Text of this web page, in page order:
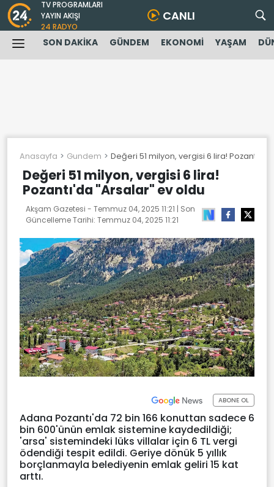
TV PROGRAMLARI
YAYIN AKIŞI
24 RADYO
CANLI
SON DAKİKA GÜNDEM EKONOMİ YAŞAM
Anasayfa Gundem Değeri 51 milyon, vergisi 6 lira!
Değeri 51 milyon, vergisi 6 lira!
Pozantı'da "Arsalar" ev oldu
Akşam Gazetesi - Temmuz 04, 2025 11:21 | Son
Güncelleme Tarihi: Temmuz 04, 2025 11:21
ABONE OL
Adana Pozantı'da 72 bin 166 konuttan sadece 6
bin 600'ünün emlak sistemine kaydedildiği;
'arsa' sistemindeki lüks villalar için 6 TL vergi
ödendiği tespit edildi. Geriye dönük 5 yıllık
borçlanmayla belediyenin emlak geliri 15 kat
arttı.